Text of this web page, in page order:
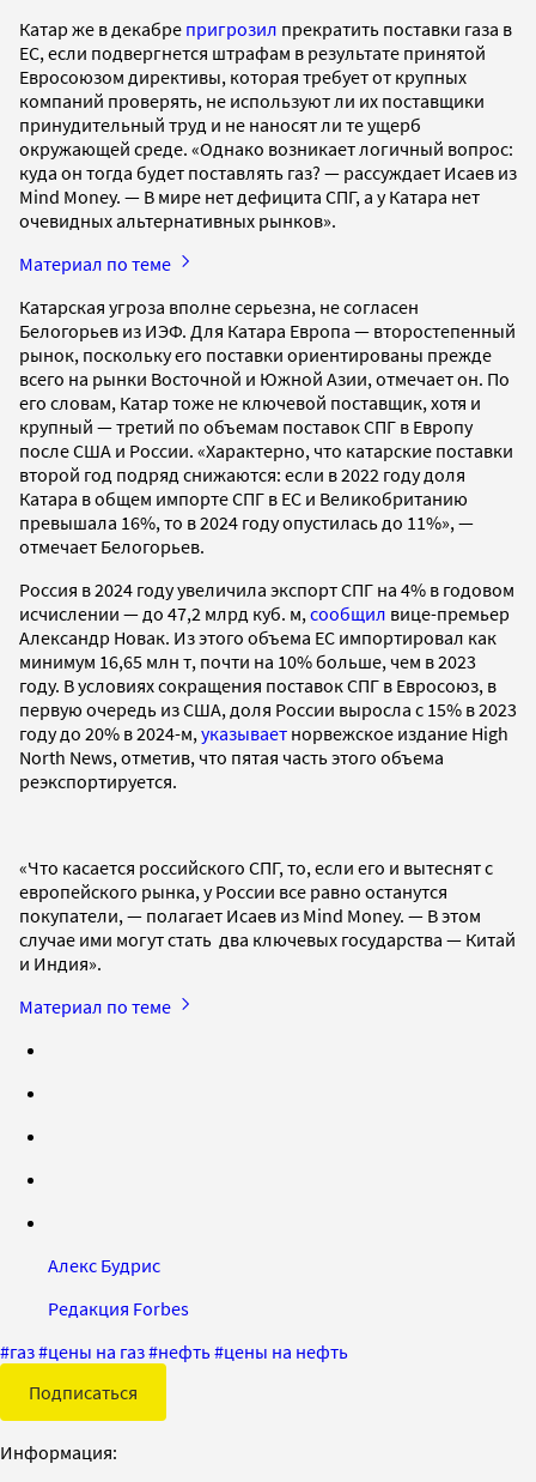
Катар же в декабре пригрозил прекратить поставки газа в
ЕС, если подвергнется штрафам в результате принятой
Евросоюзом директивы, которая требует от крупных
компаний проверять, не используют ли их поставщики
принудительный труд и не наносят ли те ущерб
окружающей среде. «Однако возникает логичный вопрос:
куда он тогда будет поставлять газ? — рассуждает Исаев из
Mind Money. — В мире нет дефицита СПГ, а у Катара нет
очевидных альтернативных рынков».
Материал по теме
Катарская угроза вполне серьезна, не согласен
Белогорьев из ИЭФ. Для Катара Европа — второстепенный
рынок, поскольку его поставки ориентированы прежде
всего на рынки Восточной и Южной Азии, отмечает он. По
его словам, Катар тоже не ключевой поставщик, хотя и
крупный — третий по объемам поставок СПГ в Европу
после США и России. «Характерно, что катарские поставки
второй год подряд снижаются: если в 2022 году доля
Катара в общем импорте СПГ в ЕС и Великобританию
превышала 16%, то в 2024 году опустилась до 11%», —
отмечает Белогорьев.
Россия в 2024 году увеличила экспорт СПГ на 4% в годовом
исчислении — до 47,2 млрд куб. м,сообщил вице-премьер
Александр Новак. Из этого объема ЕС импортировал как
минимум 16,65 млн т, почти на 10% больше, чем в 2023
году. В условиях сокращения поставок СПГ в Евросоюз, в
первую очередь из США, доля России выросла с 15% в 2023
году до 20% в 2024-м,указывает норвежское издание High
North News, отметив, что пятая часть этого объема
реэкспортируется.
«Что касается российского СПГ, то, если его и вытеснят с
европейского рынка, у России все равно останутся
покупатели, — полагает Исаев из Mind Money. — В этом
случае ими могут стать два ключевых государства — Китай
и Индия».
Материал по теме
Алекс Будрис
Редакция Forbes
#газ#цены на газ#нефть#цены на нефть
Подписаться
Информация: